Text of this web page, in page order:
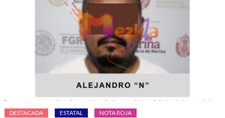
DESTACADA ESTATAL NOTA ROJA